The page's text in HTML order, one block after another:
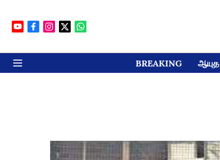
BREAKING ஆயுத